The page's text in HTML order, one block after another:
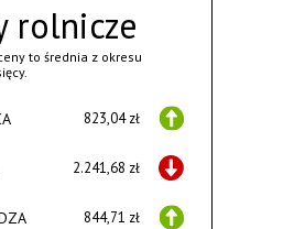
rolnicze
to średnia z okresu
823,04 zł
2.241,68 zł
844,71 zł